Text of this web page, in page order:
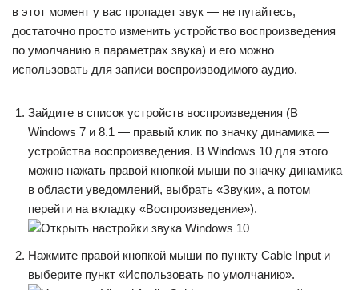
в этот момент у вас пропадет звук — не пугайтесь,
достаточно просто изменить устройство воспроизведения
по умолчанию в параметрах звука) и его можно
использовать для записи воспроизводимого аудио.
Зайдите в список устройств воспроизведения (В
Windows 7 и 8.1 — правый клик по значку динамика —
устройства воспроизведения. В Windows 10 для этого
можно нажать правой кнопкой мыши по значку динамика
в области уведомлений, выбрать «Звуки», а потом
перейти на вкладку «Воспроизведение»).
Нажмите правой кнопкой мыши по пункту Cable Input и
выберите пункт «Использовать по умолчанию».